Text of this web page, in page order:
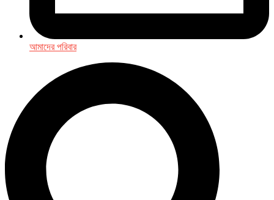
আমাদের পরিবার